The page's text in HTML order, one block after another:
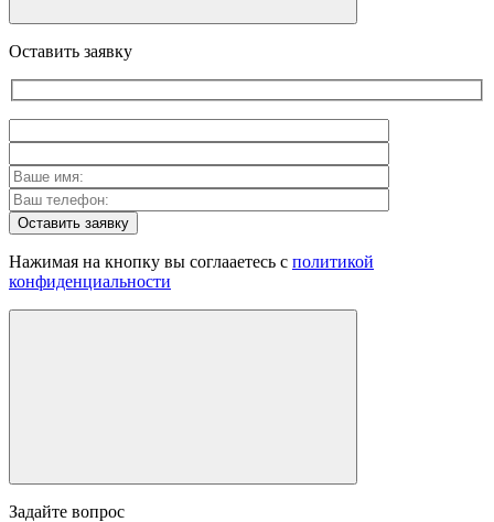
Оставить заявку
Оставить заявку
Нажимая на кнопку вы соглааетесь с политикой
конфиденциальности
Задайте вопрос